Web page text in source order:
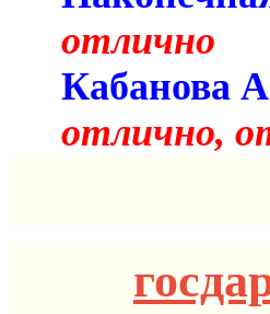
отлично
отлично,